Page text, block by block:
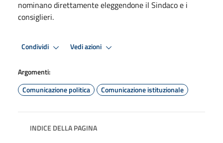
nominano direttamente eleggendone il Sindaco e i
consiglieri.
Condividi Vedi azioni
Argomenti:
Comunicazione politica
Comunicazione istituzionale
INDICE DELLA PAGINA